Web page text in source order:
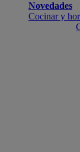
Novedades
Cocinar y